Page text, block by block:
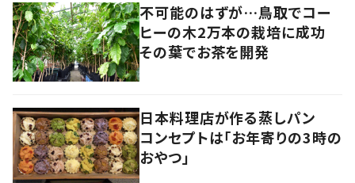
不可能のはずが…鳥取でコー
ヒーの木2万本の栽培に成功
その葉でお茶を開発
日本料理店が作る蒸しパン
コンセプトは「お年寄りの3時の
おやつ」